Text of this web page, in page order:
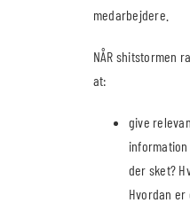
medarbejdere.
NÅR shitstormen
at:
give
der sket?
Hvordan